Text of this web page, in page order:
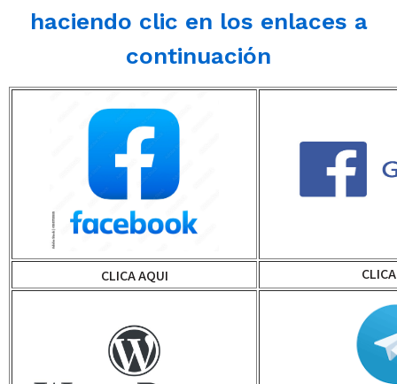
haciendo clic en los enlaces a
continuación
CLICA AQUI